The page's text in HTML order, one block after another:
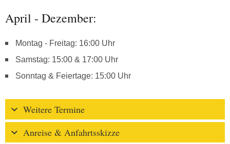
April - Dezember:
Montag - Freitag: 16:00 Uhr
Samstag: 15:00 & 17:00 Uhr
Sonntag & Feiertage: 15:00 Uhr
Weitere Termine
Anreise & Anfahrtsskizze